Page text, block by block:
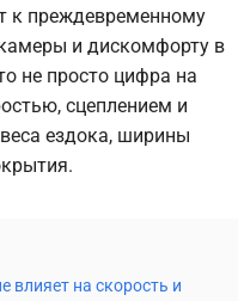
к преждевременному
и дискомфорту в
не просто цифра на
сцеплением и
ездока, ширины
влияет на скорость и